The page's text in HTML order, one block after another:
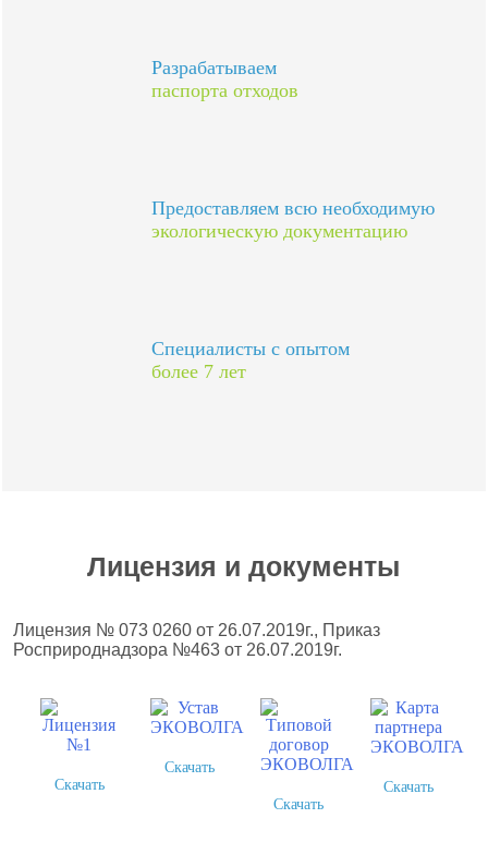
Разрабатываем
паспорта отходов
Предоставляем всю необходимую
экологическую документацию
Специалисты с опытом
более 7 лет
Лицензия и документы
Лицензия № 073 0260 от 26.07.2019г., Приказ
Росприроднадзора №463 от 26.07.2019г.
Скачать
Скачать
Скачать
Скачать